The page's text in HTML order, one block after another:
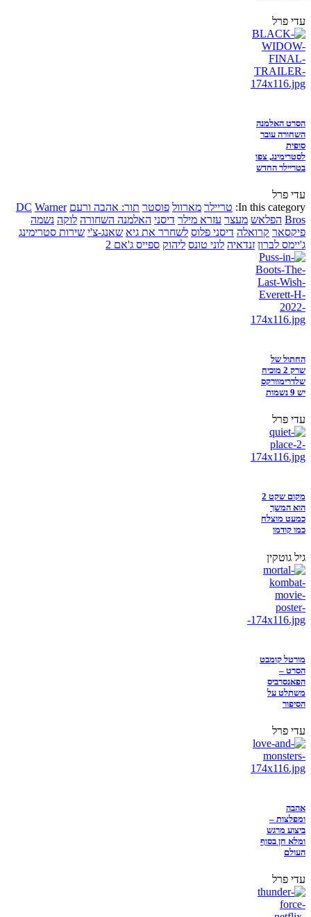
עדי פרל
הסרט האלמנה
השחורה עובר
סופית
לסטרימינג, צפו
בטריילר החדש
עדי פרל
In this category: טריילר מארוול פוסטר תור: אהבה ורעם DC Warner
Bros הפלאש מעצר עזרא מילר דיסני האלמנה השחורה לוקה נשמה
פיקסאר קרואלה דיסני פלוס לשחרר את גיא שאנג-צ'י שירות סטרימינג
ג'יימס לברון זנדאיה לוני טונס ליהוק ספייס ג'אם 2
החתול של
שרק 2 מוכיח
שלדרימוורקס
יש 9 נשמות
עדי פרל
מקום שקט 2
הוא המשך
כמעט מוצלח
כמו קודמו
גיל גוטקין
מורטל קומבט
הסרט –
הפאנסרביס
משתלט על
הסיפור
עדי פרל
אהבה
ומפלצות –
ביצוע מרגש
ומלא חן בסוף
העולם
עדי פרל